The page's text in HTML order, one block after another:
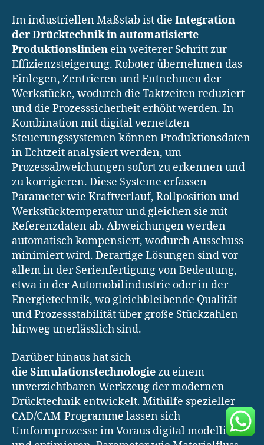
Im industriellen Maßstab ist die Integration
der Drücktechnik in automatisierte
Produktionslinien ein weiterer Schritt zur
Effizienzsteigerung. Roboter übernehmen das
Einlegen, Zentrieren und Entnehmen der
Werkstücke, wodurch die Taktzeiten reduziert
und die Prozesssicherheit erhöht werden. In
Kombination mit digital vernetzten
Steuerungssystemen können Produktionsdaten
in Echtzeit analysiert werden, um
Prozessabweichungen sofort zu erkennen und
zu korrigieren. Diese Systeme erfassen
Parameter wie Kraftverlauf, Rollposition und
Werkstücktemperatur und gleichen sie mit
Referenzdaten ab. Abweichungen werden
automatisch kompensiert, wodurch Ausschuss
minimiert wird. Derartige Lösungen sind vor
allem in der Serienfertigung von Bedeutung,
etwa in der Automobilindustrie oder in der
Energietechnik, wo gleichbleibende Qualität
und Prozessstabilität über große Stückzahlen
hinweg unerlässlich sind.
Darüber hinaus hat sich
die Simulationstechnologiezu einem
unverzichtbaren Werkzeug der modernen
Drücktechnik entwickelt. Mithilfe spezieller
CAD/CAM-Programme lassen sich
Umformprozesse im Voraus digital modellieren